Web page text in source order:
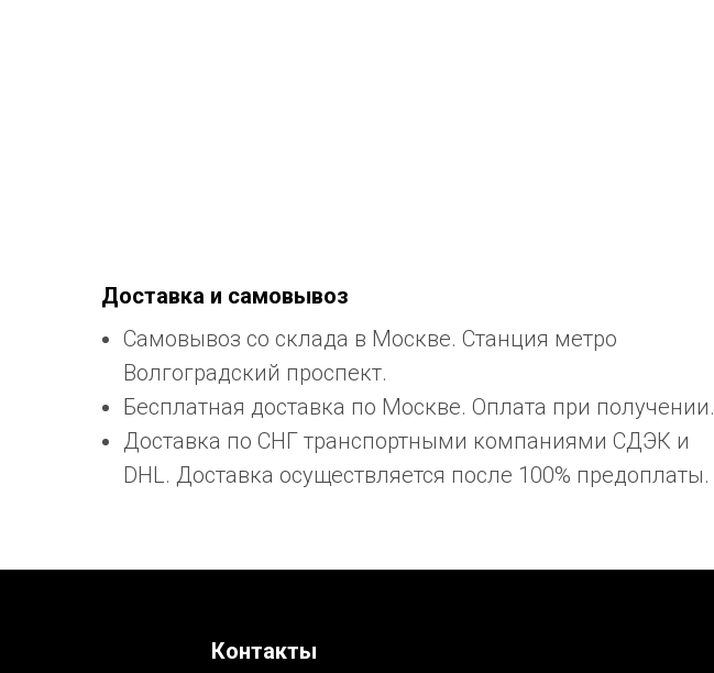
Доставка и самовывоз
Самовывоз со склада в Москве. Станция метро
Волгоградский проспект.
Бесплатная доставка по Москве. Оплата при получении.
Доставка по СНГ транспортными компаниями СДЭК и
DHL. Доставка осуществляется после 100% предоплаты.
Контакты